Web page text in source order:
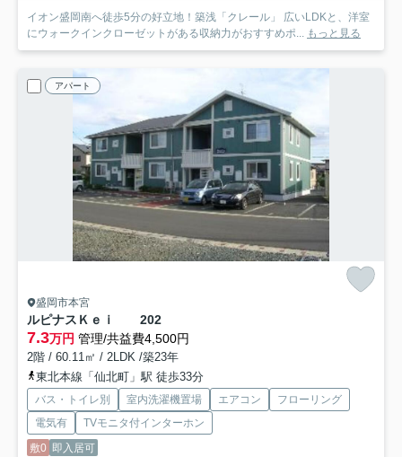
イオン盛岡南へ徒歩5分の好立地！築浅「クレール」 広いLDKと、洋室
にウォークインクローゼットがある収納力がおすすめポ... もっと見る
アパート
盛岡市本宮
ルピナスＫｅｉ 202
7.3万円 管理/共益費4,500円
2階 / 60.11㎡ / 2LDK /築23年
東北本線「仙北町」駅 徒歩33分
バス・トイレ別 室内洗濯機置場 エアコン
フローリング
電気有
TVモニタ付インターホン
敷0 即入居可